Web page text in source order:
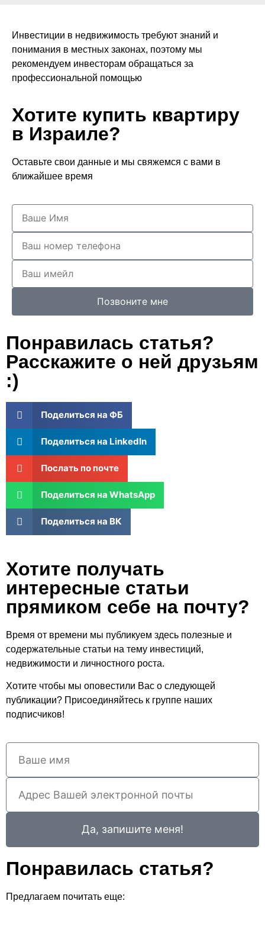
Инвестиции в недвижимость требуют знаний и
понимания в местных законах, поэтому мы
рекомендуем инвесторам обращаться за
профессиональной помощью
Хотите купить квартиру
в Израиле?
Оставьте свои данные и мы свяжемся с вами в
ближайшее время
Позвоните мне
Понравилась статья?
Расскажите о ней друзьям
:)
Поделиться на ФБ
Поделиться на LinkedIn
Послать по почте
Поделиться на WhatsApp
Поделиться на ВК
Хотите получать
интересные статьи
прямиком себе на почту?
Время от времени мы публикуем здесь полезные и
содержательные статьи на тему инвестиций,
недвижимости и личностного роста.
Хотите чтобы мы оповестили Вас о следующей
публикации? Присоединяйтесь к группе наших
подписчиков!
Да, запишите меня!
Понравилась статья?
Предлагаем почитать еще: